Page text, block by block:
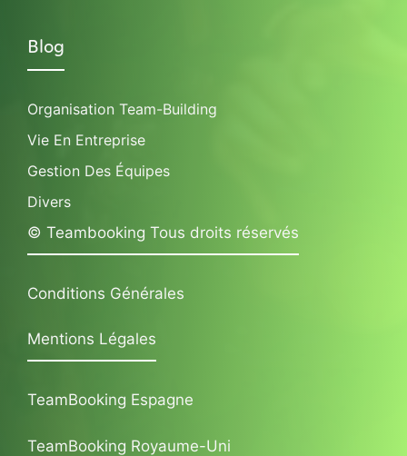
Blog
Organisation Team-Building
Vie En Entreprise
Gestion Des Équipes
Divers
© Teambooking Tous droits réservés
Conditions Générales
Mentions Légales
TeamBooking Espagne
TeamBooking Royaume-Uni